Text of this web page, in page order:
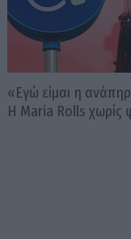
«Εγώ είμαι η
Η Maria Rolls χωρίς